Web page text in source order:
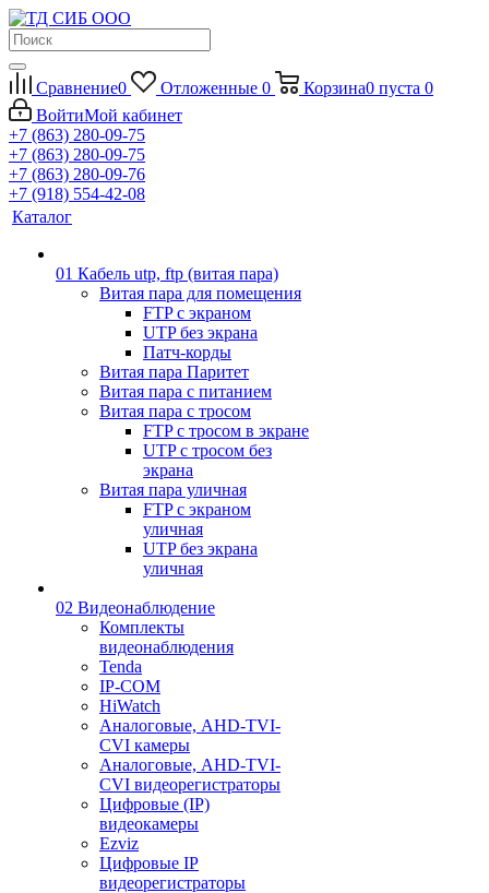
Сравнение0 Отложенные 0 Корзина0 пуста 0
ВойтиМой кабинет
+7 (863) 280-09-75
+7 (863) 280-09-75
+7 (863) 280-09-76
+7 (918) 554-42-08
Каталог
01 Кабель utp, ftp (витая пара)
Витая пара для помещения
FTP с экраном
UTP без экрана
Патч-корды
Витая пара Паритет
Витая пара с питанием
Витая пара с тросом
FTP с тросом в экране
UTP с тросом без
экрана
Витая пара уличная
FTP с экраном
уличная
UTP без экрана
уличная
02 Видеонаблюдение
Комплекты
видеонаблюдения
Tenda
IP-COM
HiWatch
Аналоговые, AHD-TVI-
CVI камеры
Аналоговые, AHD-TVI-
CVI видеорегистраторы
Цифровые (IP)
видеокамеры
Ezviz
Цифровые IP
видеорегистраторы